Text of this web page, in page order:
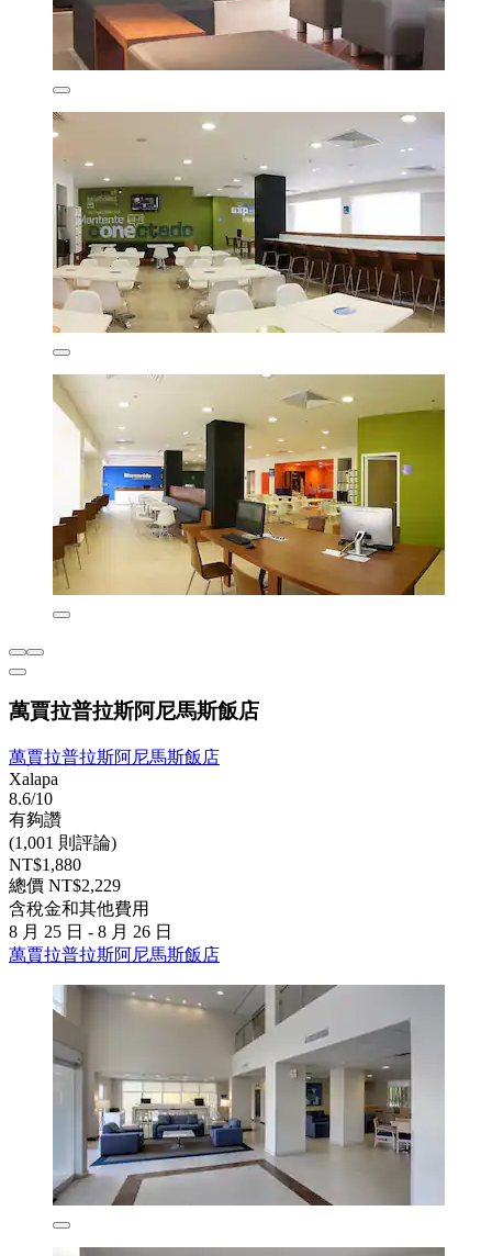
萬賈拉普拉斯阿尼馬斯飯店
萬賈拉普拉斯阿尼馬斯飯店
Xalapa
8.6/10
有夠讚
(1,001 則評論)
NT$1,880
總價 NT$2,229
含稅金和其他費用
8 月 25 日 - 8 月 26 日
萬賈拉普拉斯阿尼馬斯飯店